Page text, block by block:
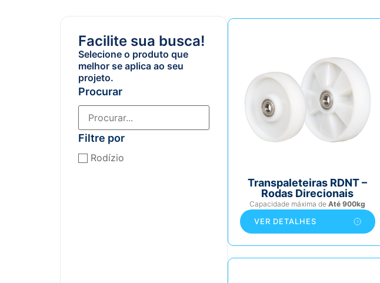
Facilite sua busca!
Selecione o produto que
melhor se aplica ao seu
projeto.
Procurar
Filtre por
Rodízio
Transpaleteiras RDNT –
Rodas Direcionais
Capacidade máxima deAté 900kg
VER DETALHES